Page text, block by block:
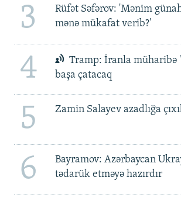
3
Rüfət Səfərov: 'Mənim
mənə mükafat verib?'
4
Tramp: İranla müharibə
başa çatacaq
5 Zamin Salayev azadlığa
6
Bayramov: Azərbaycan
tədarük etməyə hazırdır